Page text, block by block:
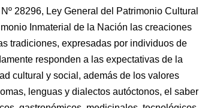
28296, Ley General del Patrimonio Cultural
Inmaterial de la Nación las creaciones
tradiciones, expresadas por individuos de
responden a las expectativas de la
cultural y social, además de los valores
lenguas y dialectos autóctonos, el saber